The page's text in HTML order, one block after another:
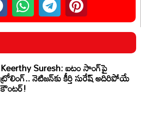
Keerthy Suresh: ఐటం సాంగ్‌పై
ట్రోలింగ్.. నెటిజన్‌కు కీర్తి సురేష్ అదిరిపోయే
కౌంటర్!